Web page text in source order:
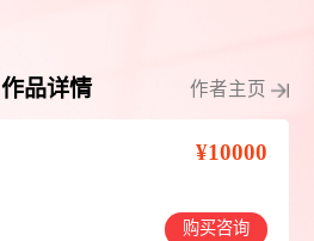
作品详情 作者主页
¥10000
购买咨询